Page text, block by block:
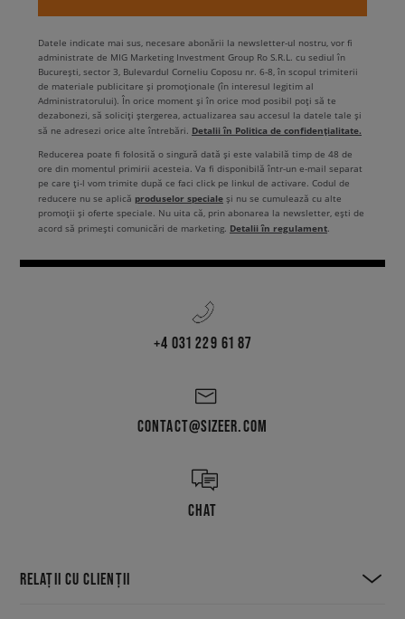
Datele indicate mai sus, necesare abonării la newsletter-ul nostru, vor fi
administrate de MIG Marketing Investment Group Ro S.R.L. cu sediul în
București, sector 3, Bulevardul Corneliu Coposu nr. 6-8, în scopul trimiterii
de materiale publicitare și promoționale (în interesul legitim al
Administratorului). În orice moment și în orice mod posibil poți să te
dezabonezi, să soliciți ștergerea, actualizarea sau accesul la datele tale și
să ne adresezi orice alte întrebări. Detalii în Politica de confidențialitate.
Reducerea poate fi folosită o singură dată și este valabilă timp de 48 de
ore din momentul primirii acesteia. Va fi disponibilă într-un e-mail separat
pe care ți-l vom trimite după ce faci click pe linkul de activare. Codul de
reducere nu se aplică produselor speciale și nu se cumulează cu alte
promoții și oferte speciale. Nu uita că, prin abonarea la newsletter, ești de
acord să primești comunicări de marketing. Detalii în regulament.
+4 031 229 61 87
CONTACT@SIZEER.COM
CHAT
RELAȚII CU CLIENȚII